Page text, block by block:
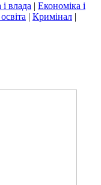
влада | Економіка і
| Кримінал |